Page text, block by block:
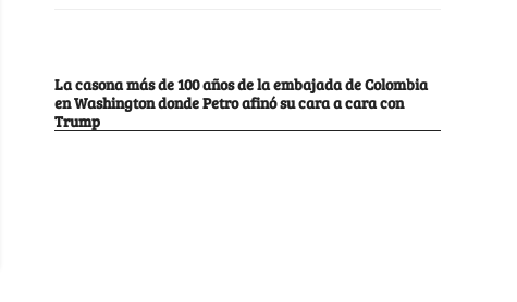
La casona más de 100 años de la embajada de Colombia
en Washington donde Petro afinó su cara a cara con
Trump